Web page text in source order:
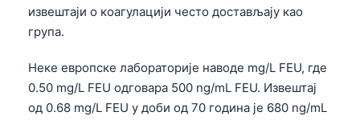
извештаји о коагулацији често достављају као
група.
Неке европске лабораторије наводе mg/L FEU, где
0.50 mg/L FEU одговара 500 ng/mL FEU. Извештај
од 0.68 mg/L FEU у доби од 70 година је 680 ng/mL